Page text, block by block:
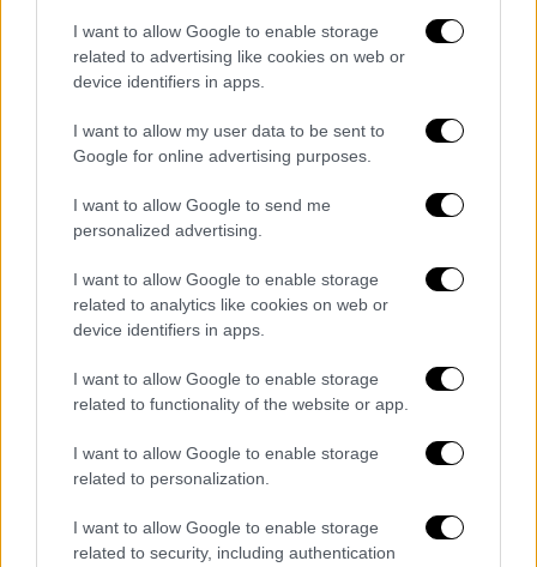
I want to allow Google to enable storage
related to advertising like cookies on web or
device identifiers in apps.
I want to allow my user data to be sent to
Google for online advertising purposes.
I want to allow Google to send me
personalized advertising.
I want to allow Google to enable storage
related to analytics like cookies on web or
device identifiers in apps.
I want to allow Google to enable storage
related to functionality of the website or app.
I want to allow Google to enable storage
related to personalization.
I want to allow Google to enable storage
related to security, including authentication
Forehand 🚀@mariasakkari
#WTARabat
pic.twitter.com/61Q7nJMBQl
— wta (@WTA)May 2, 2019
Στον άλλον ημιτελικό του Grand Prix De SAR
La Princesse, η Αλίγια Τομιάνοβιτς θα
αντιμετωπισει την Τζοάνα Κόντα. Η
Tομιάνοβιτς νίκησε την Ρεμπέκα Πέτερσον
με 6-2, 6-4, ενώ η Kόντα απέκλεισε την Σου
.@mariasakkari slams the winner to
take a 6-5 lead 💪#WTARabat
pic.twitter.com/8wnRlEs8t3
— wta (@WTA)May 2, 2019